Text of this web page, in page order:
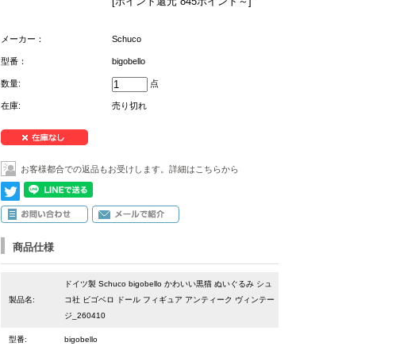
メーカー： Schuco
型番： bigobello
数量: 点
在庫: 売り切れ
お客様都合での返品もお受けします。詳細はこちらから
商品仕様
製品名:
ドイツ製 Schuco bigobello かわいい黒猫 ぬいぐるみ シュ
コ社 ビゴベロ ドール フィギュア アンティーク ヴィンテー
ジ_260410
型番: bigobello